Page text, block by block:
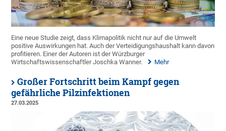
Eine neue Studie zeigt, dass Klimapolitik nicht nur auf die Umwelt
positive Auswirkungen hat. Auch der Verteidigungshaushalt kann davon
profitieren. Einer der Autoren ist der Würzburger
Wirtschaftswissenschaftler Joschka Wanner.
Mehr
Großer Fortschritt beim Kampf gegen
gefährliche Pilzinfektionen
27.03.2025